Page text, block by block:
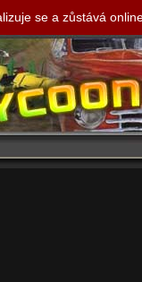
se a zůstává